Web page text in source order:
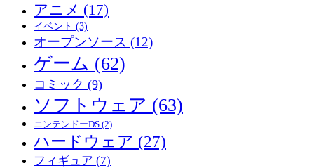
アニメ (17)
イベント (3)
オープンソース (12)
ゲーム (62)
コミック (9)
ソフトウェア (63)
ニンテンドーDS (2)
ハードウェア (27)
フィギュア (7)